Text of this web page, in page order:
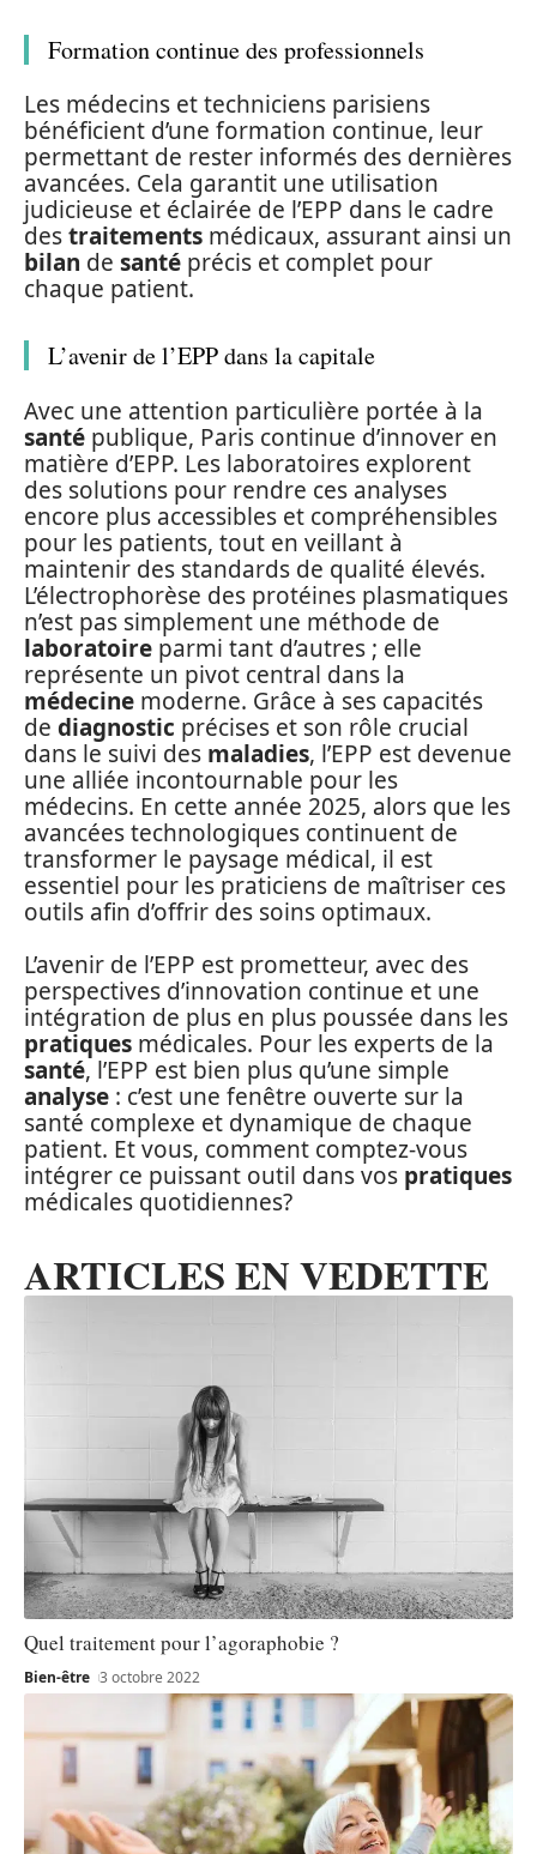
Formation continue des professionnels
Les médecins et techniciens parisiens
bénéficient d’une formation continue, leur
permettant de rester informés des dernières
avancées. Cela garantit une utilisation
judicieuse et éclairée de l’EPP dans le cadre
destraitements médicaux, assurant ainsi un
bilan de santé précis et complet pour
chaque patient.
L’avenir de l’EPP dans la capitale
Avec une attention particulière portée à la
santé publique, Paris continue d’innover en
matière d’EPP. Les laboratoires explorent
des solutions pour rendre ces analyses
encore plus accessibles et compréhensibles
pour les patients, tout en veillant à
maintenir des standards de qualité élevés.
L’électrophorèse des protéines plasmatiques
n’est pas simplement une méthode de
laboratoire parmi tant d’autres ; elle
représente un pivot central dans la
médecine moderne. Grâce à ses capacités
de diagnostic précises et son rôle crucial
dans le suivi des maladies, l’EPP est devenue
une alliée incontournable pour les
médecins. En cette année 2025, alors que les
avancées technologiques continuent de
transformer le paysage médical, il est
essentiel pour les praticiens de maîtriser ces
outils afin d’offrir des soins optimaux.
L’avenir de l’EPP est prometteur, avec des
perspectives d’innovation continue et une
intégration de plus en plus poussée dans les
pratiques médicales. Pour les experts de la
santé, l’EPP est bien plus qu’une simple
analyse : c’est une fenêtre ouverte sur la
santé complexe et dynamique de chaque
patient. Et vous, comment comptez-vous
intégrer ce puissant outil dans vos pratiques
médicales quotidiennes?
ARTICLES EN VEDETTE
Quel traitement pour l’agoraphobie ?
Bien-être 3 octobre 2022